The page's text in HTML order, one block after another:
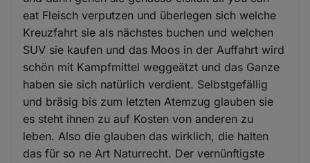
eat Fleisch verputzen und überlegen sich welche
Kreuzfahrt sie als nächstes buchen und welchen
SUV sie kaufen und das Moos in der Auffahrt wird
schön mit Kampfmittel weggeätzt und das Ganze
haben sie sich natürlich verdient. Selbstgefällig
und bräsig bis zum letzten Atemzug glauben sie
es steht ihnen zu auf Kosten von anderen zu
leben. Also die glauben das wirklich, die halten
das für so ne Art Naturrecht. Der vernünftigste